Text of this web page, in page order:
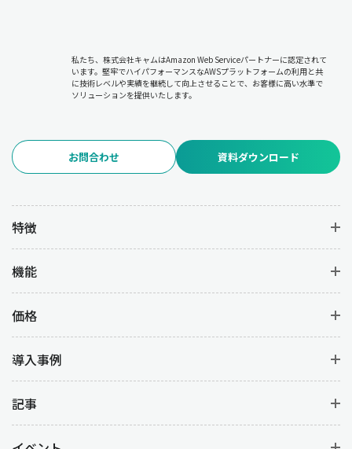
私たち、株式会社キャムはAmazon Web Serviceパートナーに認定されて
います。堅牢でハイパフォーマンスなAWSプラットフォームの利用と共
に技術レベルや実績を継続して向上させることで、お客様に高い水準で
ソリューションを提供いたします。
お問合わせ 資料ダウンロード
特徴
機能
価格
導入事例
記事